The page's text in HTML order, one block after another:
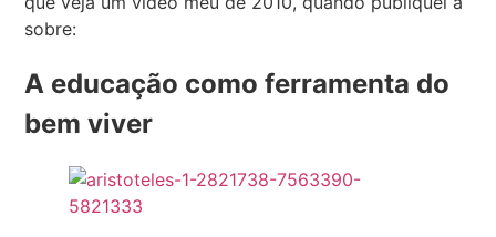
sobre:
A educação como ferramenta do
bem viver